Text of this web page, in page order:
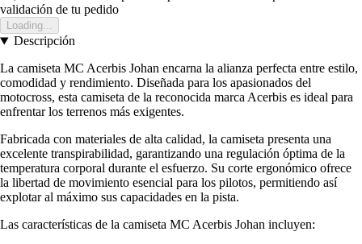
validación de tu pedido
Loading...
Descripción
La camiseta MC Acerbis Johan encarna la alianza perfecta entre estilo,
comodidad y rendimiento. Diseñada para los apasionados del
motocross, esta camiseta de la reconocida marca Acerbis es ideal para
enfrentar los terrenos más exigentes.
Fabricada con materiales de alta calidad, la camiseta presenta una
excelente transpirabilidad, garantizando una regulación óptima de la
temperatura corporal durante el esfuerzo. Su corte ergonómico ofrece
la libertad de movimiento esencial para los pilotos, permitiendo así
explotar al máximo sus capacidades en la pista.
Las características de la camiseta MC Acerbis Johan incluyen: